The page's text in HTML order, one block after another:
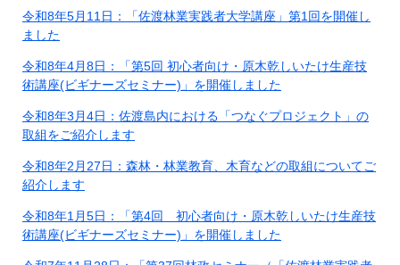
令和8年5月11日：「佐渡林業実践者大学講座」第1回を開催し
ました
令和8年4月8日：「第5回 初心者向け・原木乾しいたけ生産技
術講座(ビギナーズセミナー)」を開催しました
令和8年3月4日：佐渡島内における「つなぐプロジェクト」の
取組をご紹介します
令和8年2月27日：森林・林業教育、木育などの取組についてご
紹介します
令和8年1月5日：「第4回 初心者向け・原木乾しいたけ生産技
術講座(ビギナーズセミナー)」を開催しました